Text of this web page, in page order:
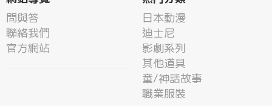
問與答
聯絡我們
官方網站
日本動漫
迪士尼
影劇系列
其他道具
童/神話故事
職業服裝